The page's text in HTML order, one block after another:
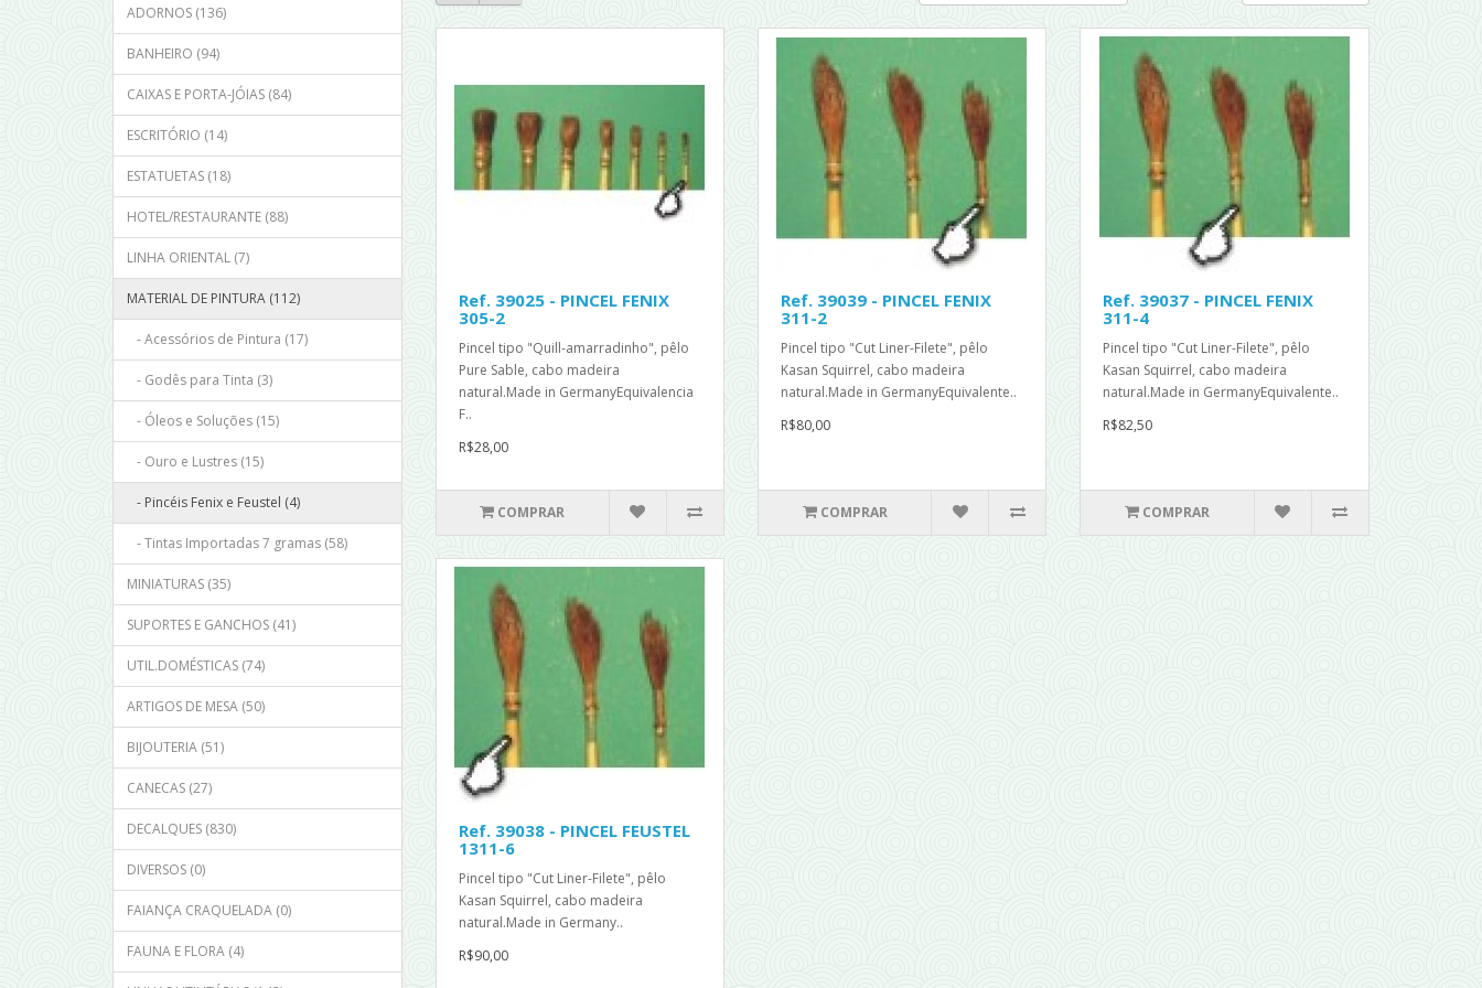
ADORNOS (136)
BANHEIRO (94)
CAIXAS E PORTA-JÓIAS (84)
ESCRITÓRIO (14)
ESTATUETAS (18)
HOTEL/RESTAURANTE (88)
LINHA ORIENTAL (7)
MATERIAL DE PINTURA (112)
- Acessórios de Pintura (17)
- Godês para Tinta (3)
- Óleos e Soluções (15)
- Ouro e Lustres (15)
- Pincéis Fenix e Feustel (4)
- Tintas Importadas 7 gramas (58)
MINIATURAS (35)
SUPORTES E GANCHOS (41)
UTIL.DOMÉSTICAS (74)
ARTIGOS DE MESA (50)
BIJOUTERIA (51)
CANECAS (27)
DECALQUES (830)
DIVERSOS (0)
FAIANÇA CRAQUELADA (0)
FAUNA E FLORA (4)
Ref. 39025 - PINCEL FENIX
305-2
Pincel tipo "Quill-amarradinho", pêlo
Pure Sable, cabo madeira
natural.Made in GermanyEquivalencia
F..
R$28,00
COMPRAR
Ref. 39039 - PINCEL FENIX
311-2
Pincel tipo "Cut Liner-Filete", pêlo
Kasan Squirrel, cabo madeira
natural.Made in GermanyEquivalente..
R$80,00
COMPRAR
Ref. 39037 - PINCEL FENIX
311-4
Pincel tipo "Cut Liner-Filete", pêlo
Kasan Squirrel, cabo madeira
natural.Made in GermanyEquivalente..
R$82,50
COMPRAR
Ref. 39038 - PINCEL FEUSTEL
1311-6
Pincel tipo "Cut Liner-Filete", pêlo
Kasan Squirrel, cabo madeira
natural.Made in Germany..
R$90,00